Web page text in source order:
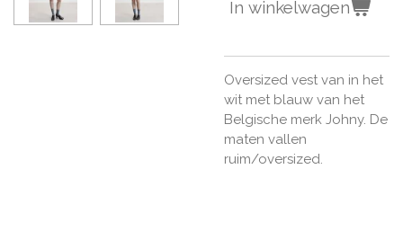
In winkelwagen
Oversized vest van in het
wit met blauw van het
Belgische merk Johny. De
maten vallen
ruim/oversized.